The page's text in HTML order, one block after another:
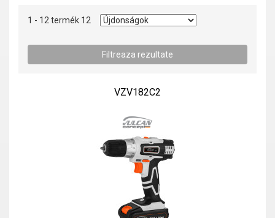
1 - 12 termék 12
VZV182C2